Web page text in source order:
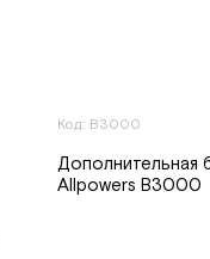
Код: B3000
Дополнительная
Allpowers B3000